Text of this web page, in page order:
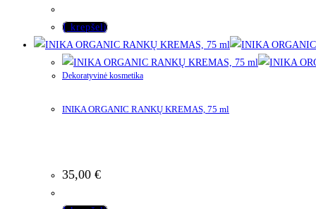
Į krepšelį
Dekoratyvinė kosmetika
INIKA ORGANIC RANKŲ KREMAS, 75 ml
35,00 €